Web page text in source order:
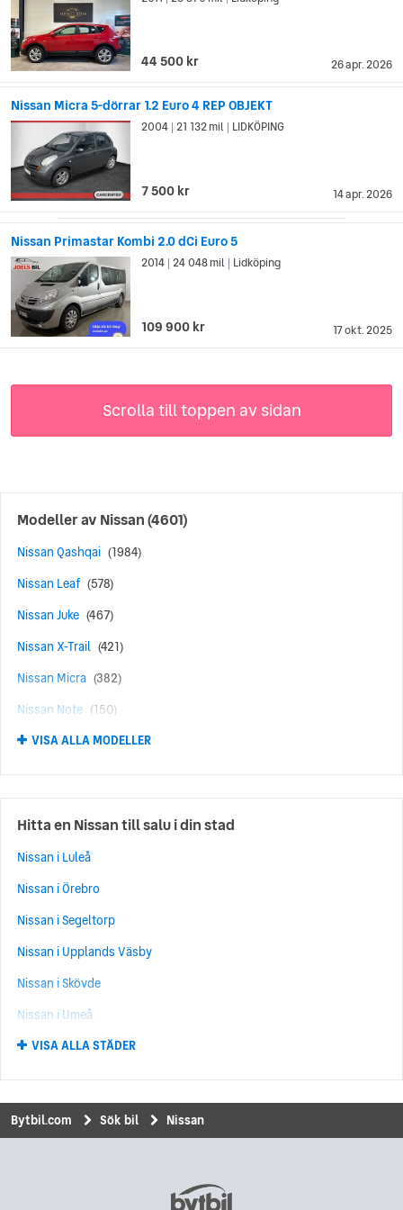
26 apr. 2026
44 500 kr
Nissan Micra 5-dörrar 1.2 Euro 4 REP OBJEKT
14 apr. 2026
2004 21 132 mil LIDKÖPING
7 500 kr
Nissan Primastar Kombi 2.0 dCi Euro 5
17 okt. 2025
2014 24 048 mil Lidköping
109 900 kr
Scrolla till toppen av sidan
Modeller av Nissan(4601)
Nissan Qashqai (1984)
Nissan Leaf (578)
Nissan Juke (467)
Nissan X-Trail (421)
Nissan Micra (382)
Nissan Note (150)
Nissan Ariya (127)
Nissan Pulsar (90)
Nissan GT-R (63)
Nissan Qashqai+2 (57)
Nissan Primastar
Nissan Almera
Nissan Primera (35)
Nissan Murano (31)
Nissan NV200
Nissan 350Z (11)
Nissan 370 Z
(10)
VISA ALLA MODELLER
Hitta en Nissan till salu i din stad
Nissan i Luleå
Nissan i Örebro
Nissan i Segeltorp
Nissan i Upplands Väsby
Nissan i Skövde
Nissan i Umeå
Nissan i Kungälv
Nissan i Norrköping
Nissan i Hisings Backa
VISA ALLA STÄDER
Bytbil.com Sök bil Nissan